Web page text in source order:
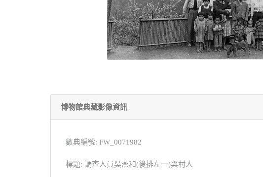
博物館典藏影像資訊
數典編號: FW_0071982
標題: 調查人員吳燕和(後排左一)與村人